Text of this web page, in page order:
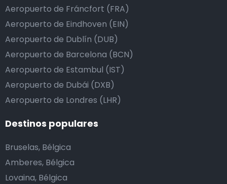
Aeropuerto de Fráncfort (FRA)
Aeropuerto de Eindhoven (EIN)
Aeropuerto de Dublín (DUB)
Aeropuerto de Barcelona (BCN)
Aeropuerto de Estambul (IST)
Aeropuerto de Dubái (DXB)
Aeropuerto de Londres (LHR)
Destinos populares
Bruselas, Bélgica
Amberes, Bélgica
Lovaina, Bélgica